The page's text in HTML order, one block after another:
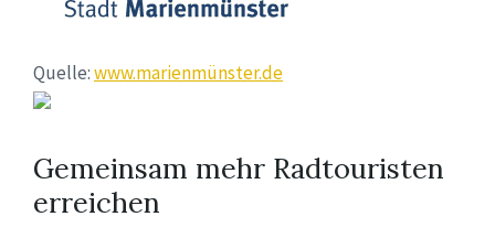
Quelle:www.marienmünster.de
Gemeinsam mehr Radtouristen
erreichen